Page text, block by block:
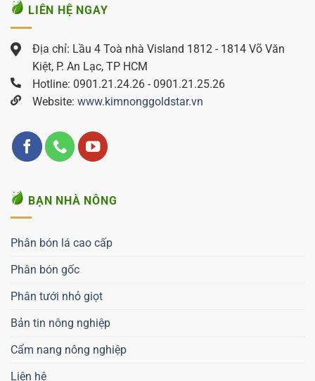
LIÊN HỆ NGAY
Địa chỉ: Lầu 4 Toà nhà Visland 1812 - 1814 Võ Văn
Kiệt, P. An Lạc, TP HCM
Hotline: 0901.21.24.26 - 0901.21.25.26
Website: www.kimnonggoldstar.vn
BẠN NHÀ NÔNG
Phân bón lá cao cấp
Phân bón gốc
Phân tưới nhỏ giọt
Bản tin nông nghiệp
Cẩm nang nông nghiệp
Liên hệ